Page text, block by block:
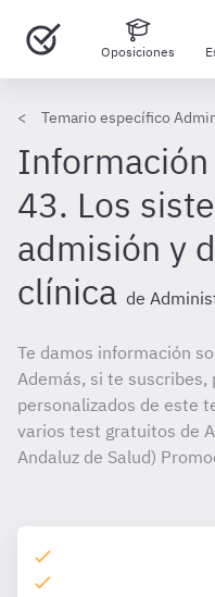
Oposiciones
Temario específico
43. Los
admisión y
clínica de
Te damos información
Además, si te
personalizados de este
varios test gratuitos de
Andaluz de Salud)